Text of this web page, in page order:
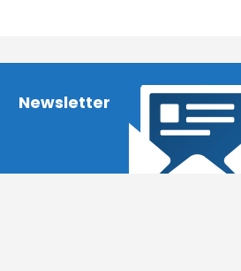
Newsletter